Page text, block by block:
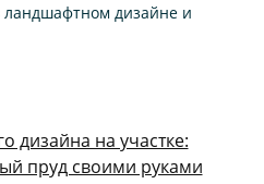
ландшафтном дизайне и